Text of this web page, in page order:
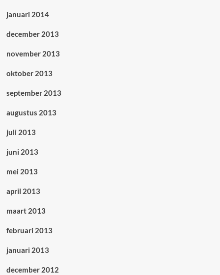
januari 2014
december 2013
november 2013
oktober 2013
september 2013
augustus 2013
juli 2013
juni 2013
mei 2013
april 2013
maart 2013
februari 2013
januari 2013
december 2012